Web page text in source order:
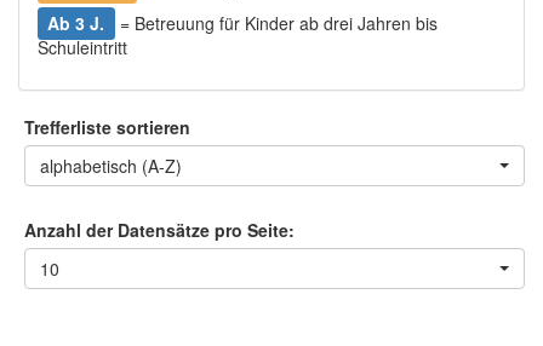
Ab 3 J.
= Betreuung für Kinder ab drei Jahren bis
Schuleintritt
Trefferliste sortieren
alphabetisch (A-Z)
Anzahl der Datensätze pro Seite:
10